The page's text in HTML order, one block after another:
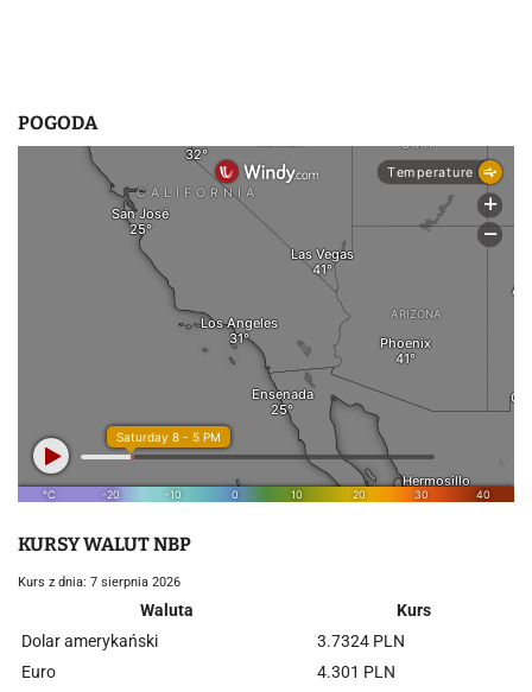
POGODA
KURSY WALUT NBP
Kurs z dnia: 7 sierpnia 2026
Waluta
Kurs
Dolar amerykański
3.7324 PLN
Euro
4.301 PLN